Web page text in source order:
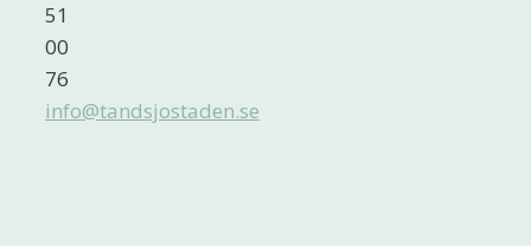
51
00
76
info@tandsjostaden.se